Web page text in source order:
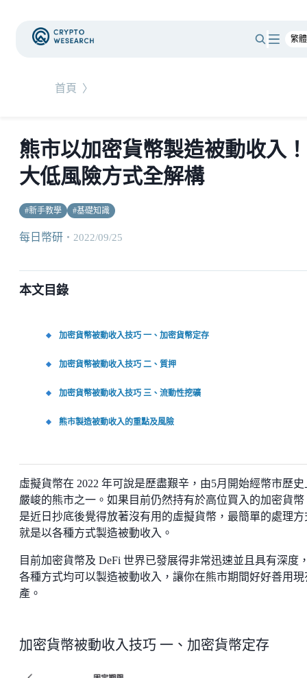
首頁 〉
熊市以加密貨幣製造被動收入
大低風險方式全解構
#新手教學 #基礎知識
每日幣研 ・ 2022/09/25
本文目錄
加密貨幣被動收入技巧 一、加密貨幣定存
加密貨幣被動收入技巧 二、質押
加密貨幣被動收入技巧 三、流動性挖礦
熊市製造被動收入的重點及風險
虛擬貨幣在 2022 年可說是歷盡艱辛，由5月開始經幣市歷史
嚴峻的熊市之一。如果目前仍然持有於高位買入的加密貨幣
是近日抄底後覺得放著沒有用的虛擬貨幣，最簡單的處理方
就是以各種方式製造被動收入。
目前加密貨幣及 DeFi 世界已發展得非常迅速並且具有深度
各種方式均可以製造被動收入，讓你在熊市期間好好善用現
產。
加密貨幣被動收入技巧 一、加密貨幣定存